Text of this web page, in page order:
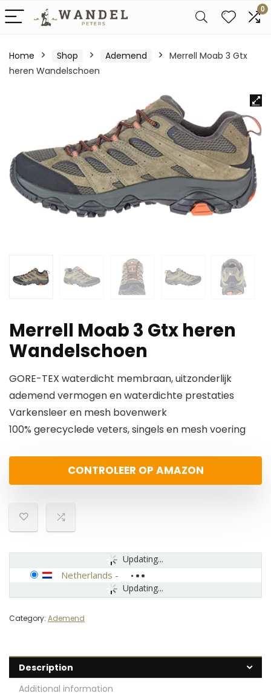
0
Home Shop Ademend
Merrell Moab 3 Gtx
heren Wandelschoen
Merrell Moab 3 Gtx heren
Wandelschoen
GORE-TEX waterdicht membraan, uitzonderlijk
ademend vermogen en waterdichte prestaties
Varkensleer en mesh bovenwerk
100% gerecyclede veters, singels en mesh voering
CONTROLEER OP AMAZON
Updating...
Updating...
Netherlands -
Category: Ademend
Description
Additional information